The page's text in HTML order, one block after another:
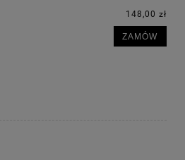
148,00 zł
ZAMÓW